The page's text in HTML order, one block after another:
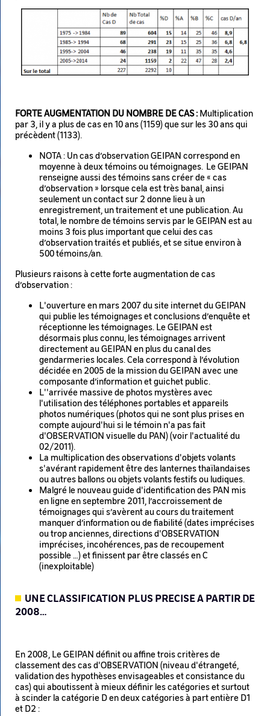
Image
FORTE AUGMENTATION DU NOMBRE DE CAS : Multiplication
par 3, il y a plus de cas en 10 ans (1159) que sur les 30 ans qui
précèdent (1133).
NOTA : Un cas d’observation GEIPAN correspond en
moyenne à deux témoins ou témoignages. Le GEIPAN
renseigne aussi des témoins sans créer de « cas
d’observation » lorsque cela est très banal, ainsi
seulement un contact sur 2 donne lieu à un
enregistrement, un traitement et une publication. Au
total, le nombre de témoins servis par le GEIPAN est au
moins 3 fois plus important que celui des cas
d’observation traités et publiés, et se situe environ à
500 témoins/an.
Plusieurs raisons à cette forte augmentation de cas
d’observation :
L'ouverture en mars 2007 du site internet du GEIPAN
qui publie les témoignages et conclusions d’enquête et
réceptionne les témoignages. Le GEIPAN est
désormais plus connu, les témoignages arrivent
directement au GEIPAN en plus du canal des
gendarmeries locales. Cela correspond à l’évolution
décidée en 2005 de la mission du GEIPAN avec une
composante d’information et guichet public.
L''arrivée massive de photos mystères avec
l'utilisation des téléphones portables et appareils
photos numériques (photos qui ne sont plus prises en
compte aujourd'hui si le témoin n'a pas fait
d'OBSERVATION visuelle du PAN) (voir l'actualité du
02/2011).
La multiplication des observations d'objets volants
s'avérant rapidement être des lanternes thaïlandaises
ou autres ballons ou objets volants festifs ou ludiques.
Malgré le nouveau guide d'identification des PAN mis
en ligne en septembre 2011, l’accroissement de
témoignages qui s’avèrent au cours du traitement
manquer d’information ou de fiabilité (dates imprécises
ou trop anciennes, directions d'OBSERVATION
imprécises, incohérences, pas de recoupement
possible …) et finissent par être classés en C
(inexploitable)
UNE CLASSIFICATION PLUS PRECISE A PARTIR DE
2008…
En 2008, Le GEIPAN définit ou affine trois critères de
classement des cas d'OBSERVATION (niveau d'étrangeté,
validation des hypothèses envisageables et consistance du
cas) qui aboutissent à mieux définir les catégories et surtout
à scinder la catégorie D en deux catégories à part entière D1
et D2 :